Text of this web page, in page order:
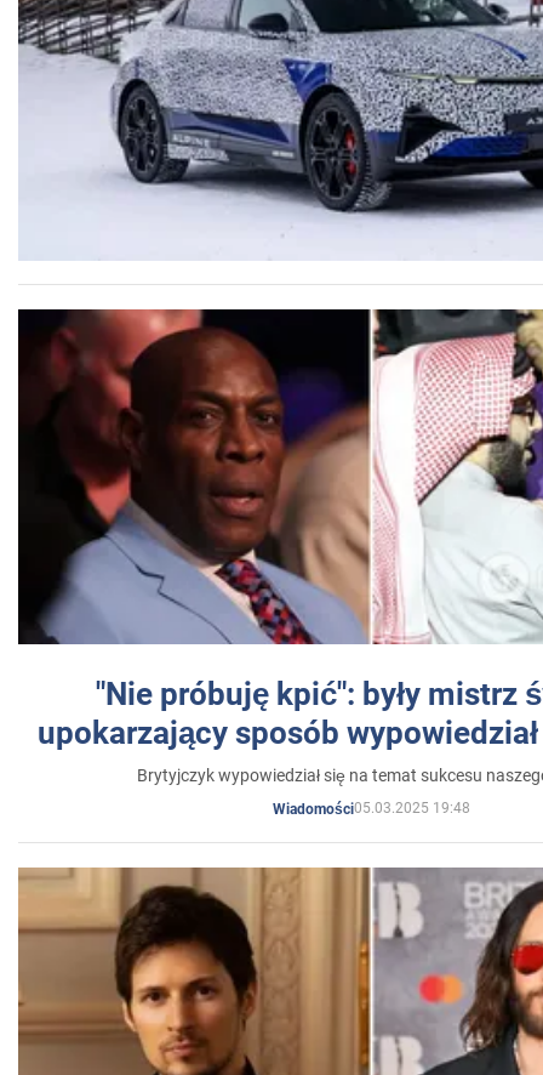
"Nie próbuję kpić": były mistrz
upokarzający sposób
Brytyjczyk wypowiedział się na temat sukcesu
Wiadomości05.03.2025 19:48